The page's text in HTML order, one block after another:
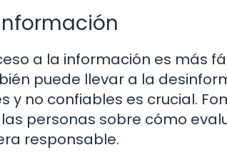
a la información es más
puede llevar a la
y no confiables es crucial.
personas sobre cómo
responsable.